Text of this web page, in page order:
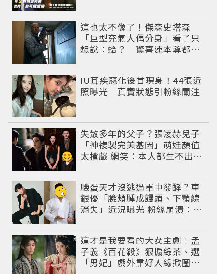
這也太不像了！傑森史塔森
「巨型充氣人偶分身」看了只
想說：蛤？ 驚喜連本尊都吐
IU耳疾惡化後首現身！44張近
照曝光 真實狀態引粉絲關注
失散多年的父子？張凌赫兒子
「神複製完美基因」萌娃顏值
太搶戲 網笑：本人都生不出這
臉蛋天才沒逃過軍中發酵？車
銀優「臉頰腫成饅頭、下顎線
消失」近況曝光 粉絲崩潰：空
這才是我要看的大女主劇！孟
子義《百花殺》狠搧綠茶、選
「男妃」戲外靠好人緣掀圈內